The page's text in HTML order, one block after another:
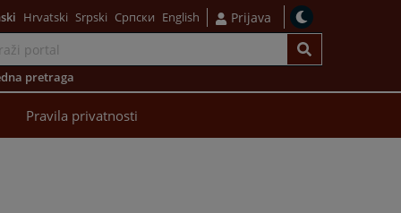
Hrvatski Srpski Српски English Prijava
pretraga
Pravila privatnosti